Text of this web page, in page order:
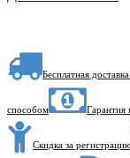
Бесплатная
способом Гарантия
Скидка за